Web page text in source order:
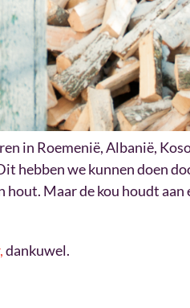
in Roemenië, Albanië,
hebben we kunnen doen
Maar de kou houdt aan
dankuwel.